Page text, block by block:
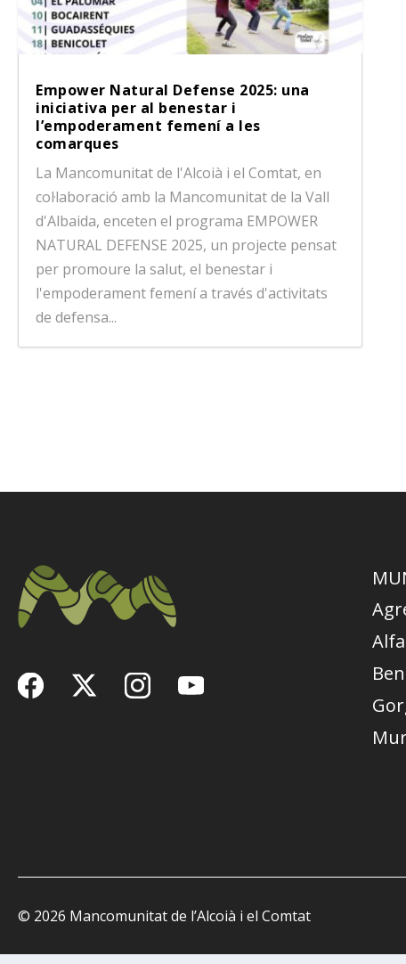
Empower Natural Defense 2025: una
iniciativa per al benestar i
l’empoderament femení a les
comarques
La Mancomunitat de l'Alcoià i el Comtat, en
col·laboració amb la Mancomunitat de la Vall
d'Albaida, enceten el programa EMPOWER
NATURAL DEFENSE 2025, un projecte pensat
per promoure la salut, el benestar i
l'empoderament femení a través d'activitats
de defensa...
© 2026 Mancomunitat de l’Alcoià i el Comtat